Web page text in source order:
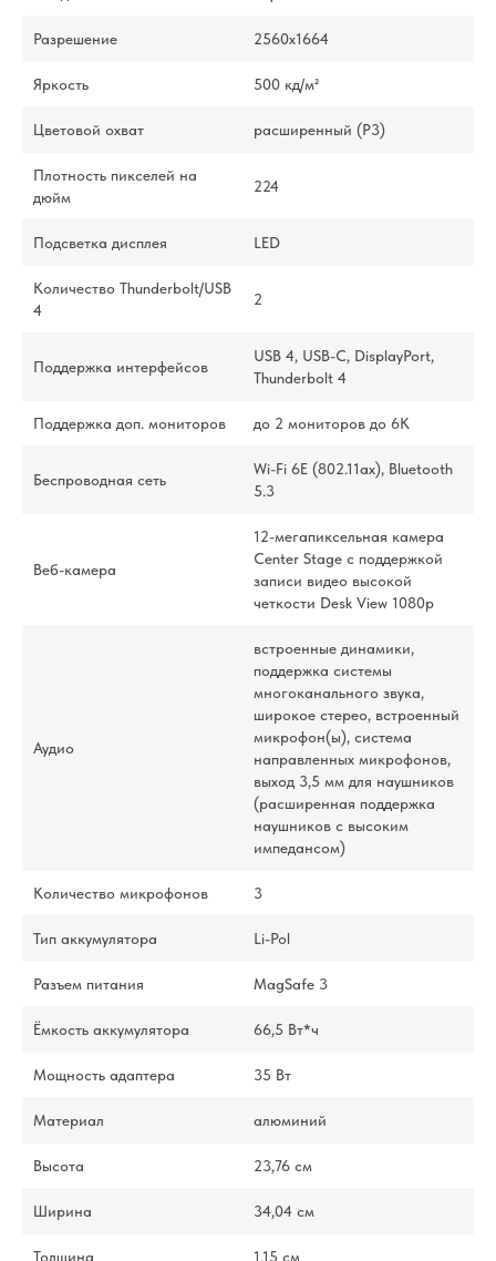
Разрешение 2560x1664
Яркость 500 кд/м²
Цветовой охват расширенный (P3)
Плотность пикселей на
дюйм
224
Подсветка дисплея LED
Количество Thunderbolt/USB
4
2
Поддержка интерфейсов
USB 4, USB-C, DisplayPort,
Thunderbolt 4
Поддержка доп. мониторов до 2 мониторов до 6K
Беспроводная сеть
Wi-Fi 6E (802.11ax), Bluetooth
5.3
Веб-камера
12-мегапиксельная камера
Center Stage с поддержкой
записи видео высокой
четкости Desk View 1080p
Аудио
встроенные динамики,
поддержка системы
многоканального звука,
широкое стерео, встроенный
микрофон(ы), система
направленных микрофонов,
выход 3,5 мм для наушников
(расширенная поддержка
наушников с высоким
импедансом)
Количество микрофонов 3
Тип аккумулятора Li-Pol
Разъем питания MagSafe 3
Ёмкость аккумулятора 66,5 Вт*ч
Мощность адаптера 35 Вт
Материал алюминий
Высота 23,76 см
Ширина 34,04 см
Толщина 1,15 см